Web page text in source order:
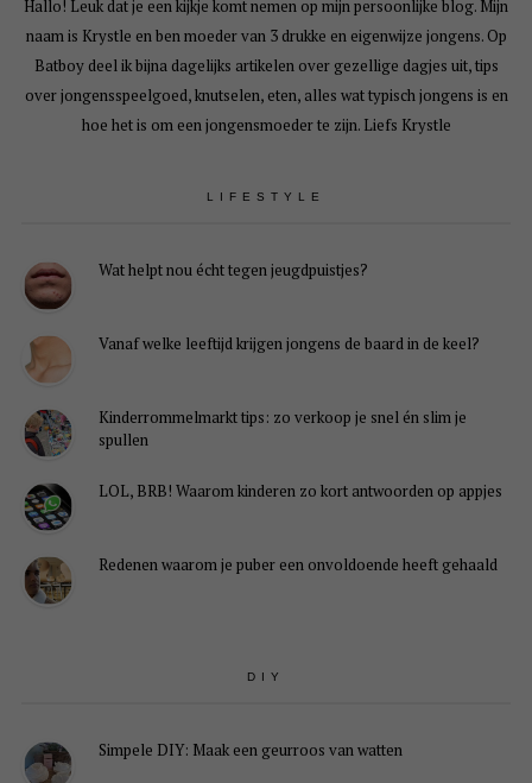
Hallo! Leuk dat je een kijkje komt nemen op mijn persoonlijke blog. Mijn
naam is Krystle en ben moeder van 3 drukke en eigenwijze jongens. Op
Batboy deel ik bijna dagelijks artikelen over gezellige dagjes uit, tips
over jongensspeelgoed, knutselen, eten, alles wat typisch jongens is en
hoe het is om een jongensmoeder te zijn. Liefs Krystle
LIFESTYLE
Wat helpt nou écht tegen jeugdpuistjes?
Vanaf welke leeftijd krijgen jongens de baard in de keel?
Kinderrommelmarkt tips: zo verkoop je snel én slim je
spullen
LOL, BRB! Waarom kinderen zo kort antwoorden op appjes
Redenen waarom je puber een onvoldoende heeft gehaald
DIY
Simpele DIY: Maak een geurroos van watten